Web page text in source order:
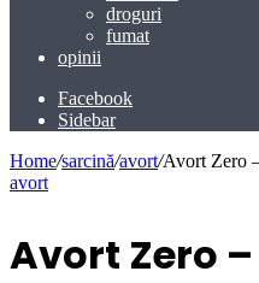
droguri
fumat
opinii
Facebook
Sidebar
Home/sarcină/avort/Avort Zero
avort
Avort Zero